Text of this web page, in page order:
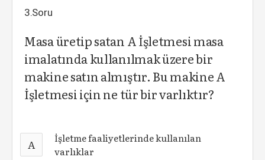
3.Soru
Masa üretip satan A İşletmesi masa
imalatında kullanılmak üzere bir
makine satın almıştır. Bu makine A
İşletmesi için ne tür bir varlıktır?
A
İşletme faaliyetlerinde kullanılan
varlıklar